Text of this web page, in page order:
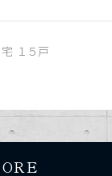
１５戸